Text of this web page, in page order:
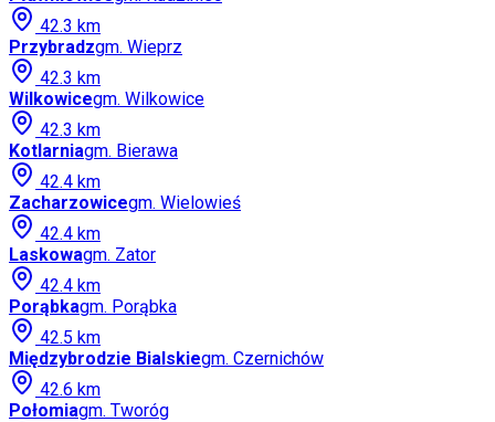
42.3 km
Przybradzgm. Wieprz
42.3 km
Wilkowicegm. Wilkowice
42.3 km
Kotlarniagm. Bierawa
42.4 km
Zacharzowicegm. Wielowieś
42.4 km
Laskowagm. Zator
42.4 km
Porąbkagm. Porąbka
42.5 km
Międzybrodzie Bialskiegm. Czernichów
42.6 km
Połomiagm. Tworóg